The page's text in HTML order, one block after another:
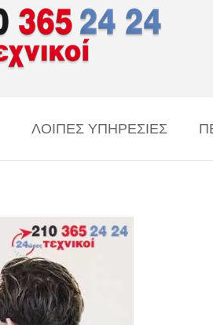
ΛΟΙΠΕΣ ΥΠΗΡΕΣΙΕΣ